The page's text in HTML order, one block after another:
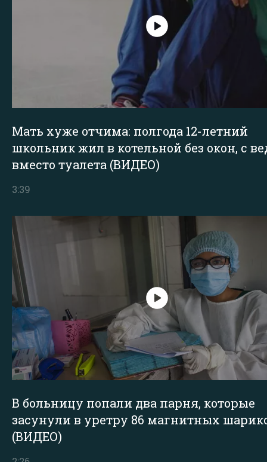
Мать хуже отчима: полгода 12-летний
школьник жил в котельной без окон, с
вместо туалета (ВИДЕО)
3:39
В больницу попали два парня, которые
засунули в уретру 86 магнитных
(ВИДЕО)